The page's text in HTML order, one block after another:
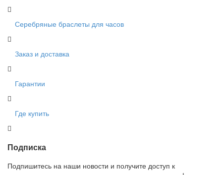
Серебряные браслеты для часов
Заказ и доставка
Гарантии
Где купить
Подписка
Подпишитесь на наши новости и получите доступ к